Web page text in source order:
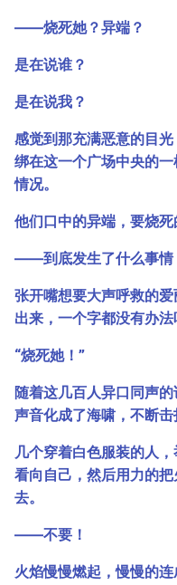
――烧死她？异端？
是在说谁？
是在说我？
感觉到那充满恶意的目
绑在这一个广场中央的
情况。
他们口中的异端，要烧死
――到底发生了什么事情
张开嘴想要大声呼救的
出来，一个字都没有办法
“烧死她！”
随着这几百人异口同声
声音化成了海啸，不断击
几个穿着白色服装的人
看向自己，然后用力的
去。
――不要！
火焰慢慢燃起，慢慢的